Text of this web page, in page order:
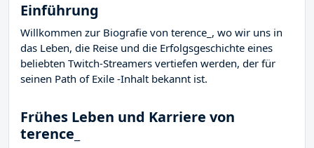
Einführung
Willkommen zur Biografie von terence_, wo wir uns in
das Leben, die Reise und die Erfolgsgeschichte eines
beliebten Twitch-Streamers vertiefen werden, der für
seinen Path of Exile -Inhalt bekannt ist.
Frühes Leben und Karriere von
terence_